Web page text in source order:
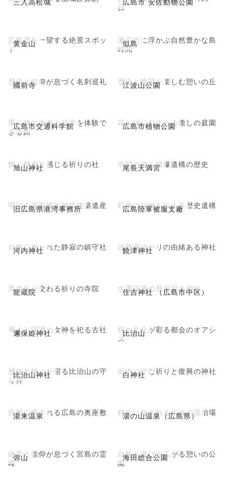
日
黄金山
広島湾を一望する絶景スポッ
ト
似島
瀬戸内に浮かぶ自然豊かな島
時間
國前寺
歴史と信仰が息づく名刹巡礼 江波山公園
歴史と眺望を楽しむ憩いの丘
広島市交通科学館
乗り物の未来と科学を体験で
きる館
広島市植物公園
花と緑に包まれる癒しの庭園
旭山神社
鯉と歴史を感じる祈りの社 尾長天満宮
学問の神と被爆遺構の歴史
旧広島県港湾事務所
明治の面影残す被爆建築遺産 広島陸軍被服支廠
戦争の記憶を伝える歴史遺構
河内神社
自然に抱かれた静寂の鎮守社 饒津神社
浅野家ゆかりの由緒ある神社
龍蔵院
異文化が交わる祈りの寺院 住吉神社 （広島市中区）
水運守護の歴史深き神社
邇保姫神社
導きと守護の女神を祀る古社 比治山
桜と文化が彩る都会のオアシ
ス
比治山神社
歴史と神々が宿る比治山の守
り神
白神社
街中に佇む祈りと復興の神社
湯来温泉
自然に癒される広島の奥座敷 湯の山温泉（広島県）
静寂に包まれる伝統の湯治場
弥山
絶景と信仰が息づく宮島の霊
峰
海田総合公園
自然と遊びが広がる憩いの公
園